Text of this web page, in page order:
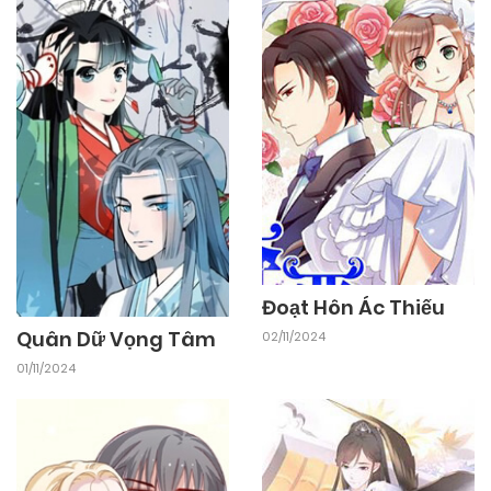
Quân Dữ Vọng Tâm
01/11/2024
Đoạt Hôn Ác Thiếu
02/11/2024